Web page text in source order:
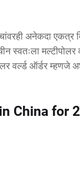
अनेकदा एकत्र
स्वतःला मल्टीपोलर
ऑर्डर म्हणजे
China for